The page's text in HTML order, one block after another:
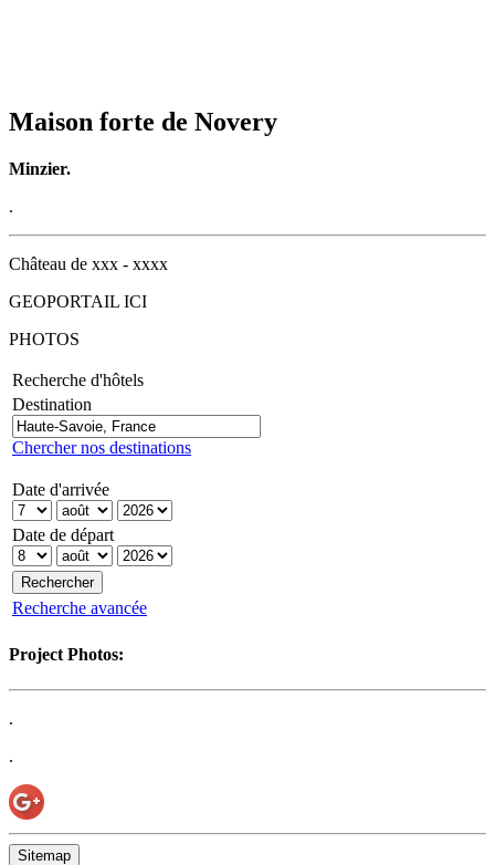
Maison forte de Novery
Minzier.
.
Château de xxx - xxxx
GEOPORTAIL ICI
PHOTOS
Recherche d'hôtels
Destination
Chercher nos destinations
Date d'arrivée
Date de départ
Recherche avancée
Project Photos:
.
.
Sitemap